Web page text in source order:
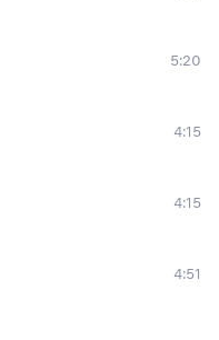
5:20
4:15
4:15
4:51